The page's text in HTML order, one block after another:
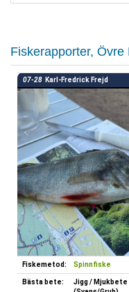
Fiskerapporter,
07-28 Karl-Fredrick Frejd
Fiskemetod: Spinnfiske
Bästa bete:
Jigg / Mjukbete